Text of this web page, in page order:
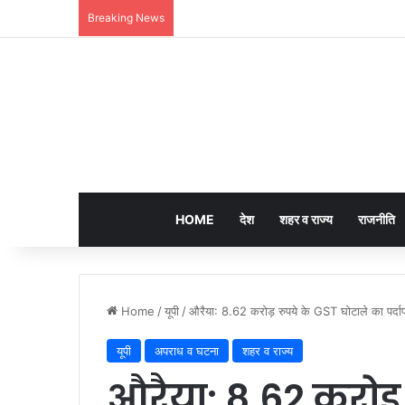
Breaking News
HOME देश शहर व राज्य राजनीति
Home /यूपी /औरैया: 8.62 करोड़ रुपये के GST घोटाले का
यूपी अपराध व घटना शहर व राज्य